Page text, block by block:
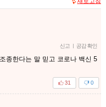
신고 | 공감 확인
종한다는 말 믿고 코로나 백신 5
0
31